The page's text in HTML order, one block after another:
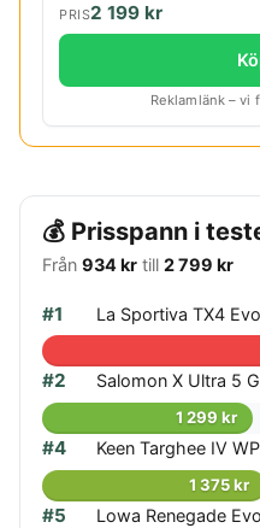
PRIS2 199 kr
Reklamlänk – vi
💰 Prisspann i
Från 934 krtill 2 799 kr
#1 La Sportiva TX4
#2 Salomon X Ultra 5
1 299 kr
#4 Keen Targhee IV
1 375 kr
#5 Lowa Renegade